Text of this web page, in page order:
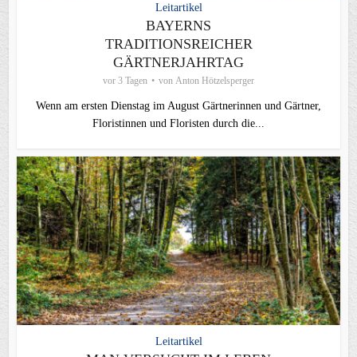
Leitartikel
BAYERNS
TRADITIONSREICHER
GÄRTNERJAHRTAG
vor 3 Tagen von Anton Hötzelsperger
Wenn am ersten Dienstag im August Gärtnerinnen und Gärtner,
Floristinnen und Floristen durch die...
Leitartikel